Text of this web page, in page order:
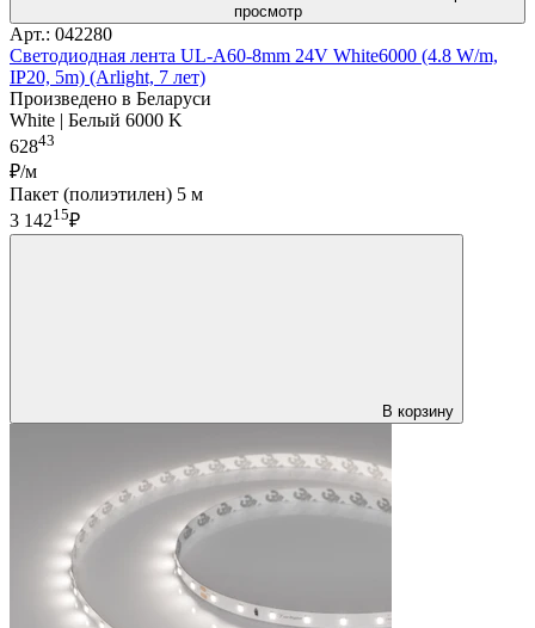
просмотр
Арт.: 042280
Светодиодная лента UL-A60-8mm 24V White6000 (4.8 W/m,
IP20, 5m) (Arlight, 7 лет)
Произведено в Беларуси
White | Белый 6000 K
62843
₽/м
Пакет (полиэтилен) 5 м
3 14215₽
В корзину